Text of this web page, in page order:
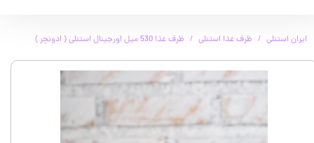
ایران استنلی ظرف غذا استنلی ظرف غذا 530 میل اورجینال استنلی ( ادونچر )